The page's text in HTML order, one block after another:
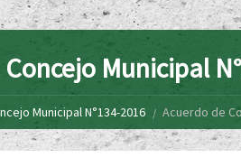
Municipal
Municipal N°134-2016 Acuerdo de